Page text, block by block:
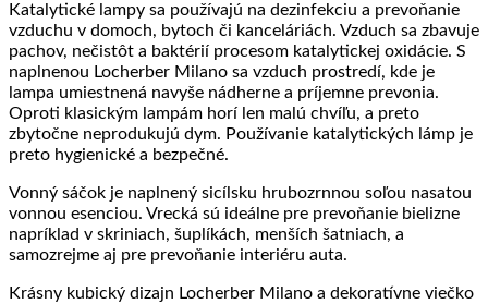
Katalytické lampy sa používajú na dezinfekciu a prevoňanie
vzduchu v domoch, bytoch či kanceláriách. Vzduch sa zbavuje
pachov, nečistôt a baktérií procesom katalytickej oxidácie. S
naplnenou Locherber Milano sa vzduch prostredí, kde je
lampa umiestnená navyše nádherne a príjemne prevonia.
Oproti klasickým lampám horí len malú chvíľu, a preto
zbytočne neprodukujú dym. Používanie katalytických lámp je
preto hygienické a bezpečné.
Vonný sáčok je naplnený sicílsku hrubozrnnou soľou nasatou
vonnou esenciou. Vrecká sú ideálne pre prevoňanie bielizne
napríklad v skriniach, šuplíkách, menších šatniach, a
samozrejme aj pre prevoňanie interiéru auta.
Krásny kubický dizajn Locherber Milano a dekoratívne viečko